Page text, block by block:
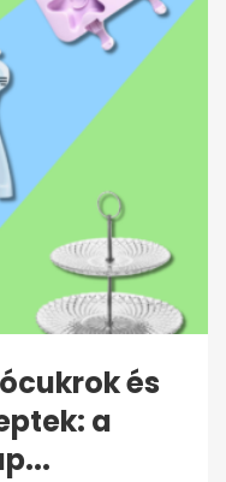
és
a